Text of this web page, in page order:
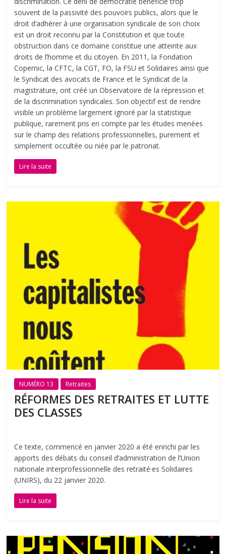
souvent de la passivité des pouvoirs publics, alors que le
droit d’adhérer à une organisation syndicale de son choix
est un droit reconnu par la Constitution et que toute
obstruction dans ce domaine constitue une atteinte aux
droits de l’homme et du citoyen. En 2011, la Fondation
Copernic, la CFTC, la CGT, FO, la FSU et Solidaires ainsi que
le Syndicat des avocats de France et le Syndicat de la
magistrature, ont créé un Observatoire de la répression et
de la discrimination syndicales. Son objectif est de rendre
visible un problème largement ignoré par la statistique
publique, rarement pris en compte par les études menées
sur le champ des relations professionnelles, purement et
simplement occultée ou niée par le patronat.
Lire la suite
NUMÉRO 13 Retraites
RÉFORMES DES RETRAITES ET LUTTE
DES CLASSES
Ce texte, commencé en janvier 2020 a été enrichi par les
apports des débats du conseil d’administration de l’Union
nationale interprofessionnelle des retraité·es Solidaires
(UNIRS), du 22 janvier 2020.
Lire la suite